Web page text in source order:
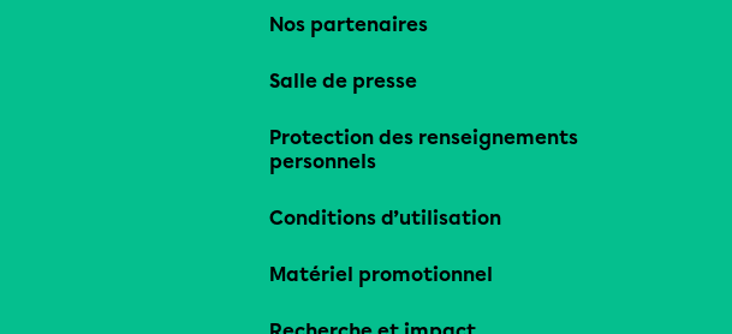
Nos partenaires
Salle de presse
Protection des renseignements
personnels
Conditions d’utilisation
Matériel promotionnel